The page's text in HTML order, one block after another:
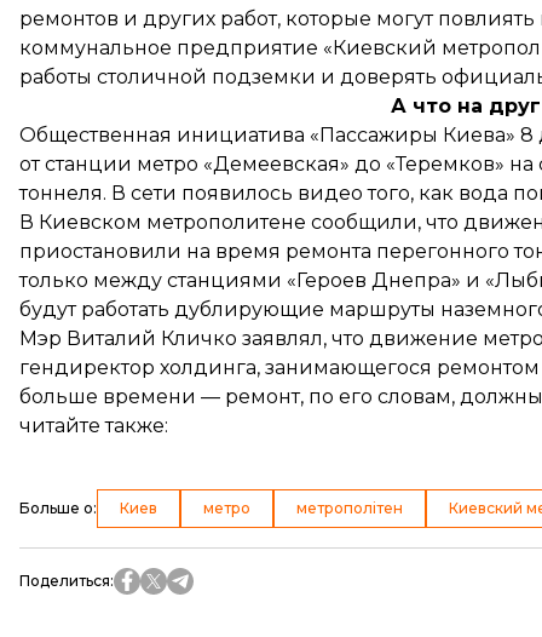
ремонтов и других работ, которые могут
коммунальное предприятие «Киевский
работы столичной подземки и доверять
А что на
Общественная инициатива «Пассажиры Киева»
от станции метро «Демеевская» до «Теремков»
тоннеля. В сети появилось видео того, как вода
В Киевском метрополитене сообщили, что
приостановили на время ремонта перегонного
только между станциями «Героев Днепра» и
будут работать дублирующие маршруты
Мэр Виталий Кличко заявлял, что движение
гендиректор холдинга, занимающегося ремонтом
больше времени — ремонт, по его словам,
читайте также:
Больше о: Киев метро метрополітен Киевский
Поделиться: